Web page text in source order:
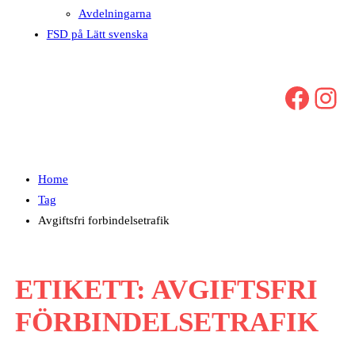
Avdelningarna
FSD på Lätt svenska
Facebook Instagram
Home
Tag
Avgiftsfri forbindelsetrafik
ETIKETT: AVGIFTSFRI
FÖRBINDELSETRAFIK